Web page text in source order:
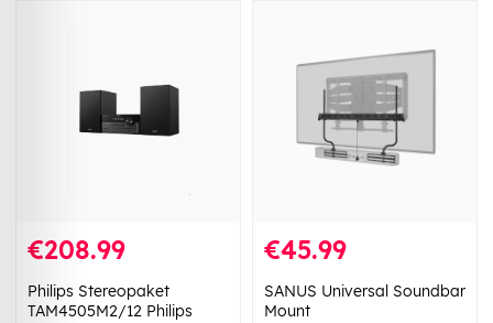
€208.99
Philips Stereopaket
TAM4505M2/12 Philips
€45.99
SANUS Universal Soundbar
Mount